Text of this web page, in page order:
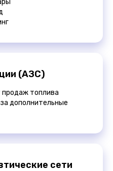
(АЗС)
топлива
дополнительные
сети